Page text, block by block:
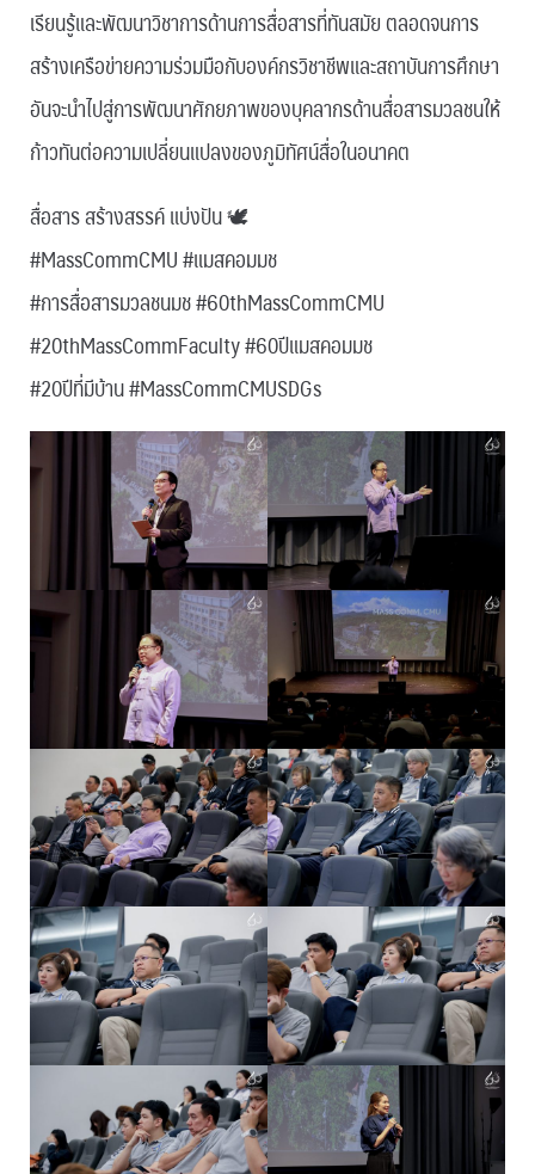
เรียนรู้และพัฒนาวิชาการด้านการสื่อสารที่ทันสมัย ตลอดจนการ
สร้างเครือข่ายความร่วมมือกับองค์กรวิชาชีพและสถาบันการศึกษา
อันจะนำไปสู่การพัฒนาศักยภาพของบุคลากรด้านสื่อสารมวลชนให้
ก้าวทันต่อความเปลี่ยนแปลงของภูมิทัศน์สื่อในอนาคต
สื่อสาร สร้างสรรค์ แบ่งปัน 🕊
#MassCommCMU #แมสคอมมช
#การสื่อสารมวลชนมช #60thMassCommCMU
#20thMassCommFaculty #60ปีแมสคอมมช
#20ปีที่มีบ้าน #MassCommCMUSDGs